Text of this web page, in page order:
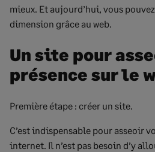
mieux. Et aujourd’hui, vous
dimension grâce au web.
Un site pour
présence sur le
Première étape : créer un site.
C’est indispensable pour asseoir
internet. Il n’est pas besoin d’y